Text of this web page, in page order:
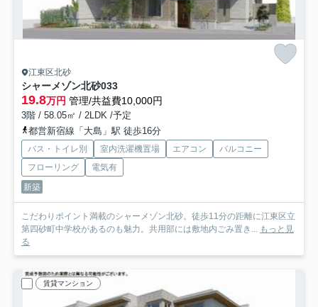
江東区北砂
シャーメゾン北砂033
19.8万円 管理/共益費10,000円
3階 / 58.05㎡ / 2LDK /予定
都営新宿線「大島」駅 徒歩16分
バス・トイレ別 室内洗濯機置場 エアコン
バルコニー
フローリング
電気有
新築
こだわりポイント満載のシャーメゾン北砂。徒歩11分の距離に江東区立
第四砂町中学校があるのも魅力。共用部には敷地内ごみ置き... もっと見
る
賃貸マンション